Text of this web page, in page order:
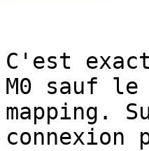
C'est
M0 sauf
mapping.
connexion